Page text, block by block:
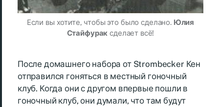
Если вы хотите, чтобы это было сделано. Юлия
Стайфурак сделает всё!
После домашнего набора от Strombecker Кен
отправился гоняться в местный гоночный
клуб. Когда они с другом впервые пошли в
гоночный клуб, они думали, что там будут